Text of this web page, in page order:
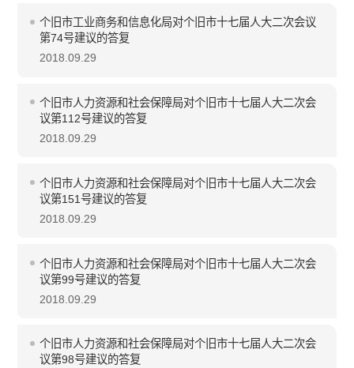
个旧市工业商务和信息化局对个旧市十七届人大二次会议
第74号建议的答复
2018.09.29
个旧市人力资源和社会保障局对个旧市十七届人大二次会
议第112号建议的答复
2018.09.29
个旧市人力资源和社会保障局对个旧市十七届人大二次会
议第151号建议的答复
2018.09.29
个旧市人力资源和社会保障局对个旧市十七届人大二次会
议第99号建议的答复
2018.09.29
个旧市人力资源和社会保障局对个旧市十七届人大二次会
议第98号建议的答复